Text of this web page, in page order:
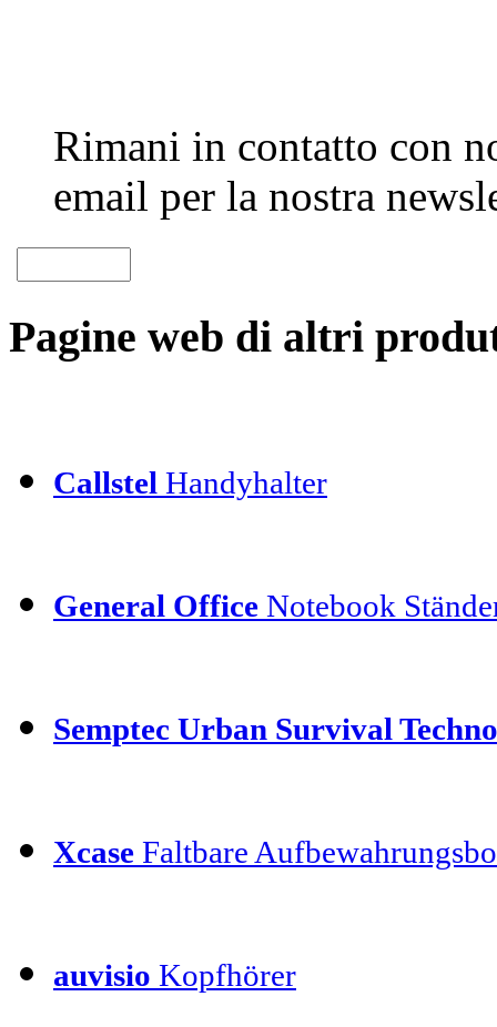
Rimani in contatto con
email per la nostra
Pagine web di altri
Callstel Handyhalter
General Office Notebook
Semptec Urban Survival
Xcase Faltbare
auvisio Kopfhörer